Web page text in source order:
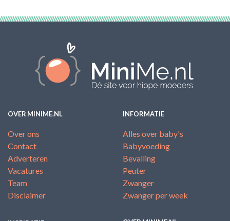
OVER MINIME.NL
Over ons
Contact
Adverteren
Vacatures
Team
Disclaimer
INFORMATIE
Alles over baby's
Babyvoeding
Bevalling
Peuter
Zwanger
Zwanger per week